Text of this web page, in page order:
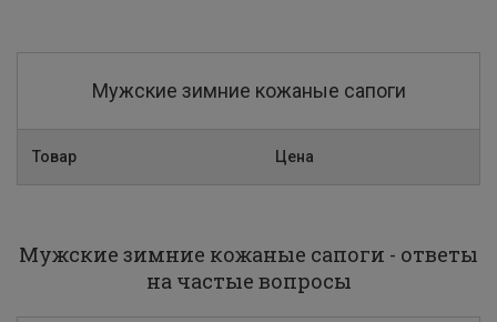
Мужские зимние кожаные сапоги
Товар Цена
Мужские зимние кожаные сапоги - ответы
на частые вопросы